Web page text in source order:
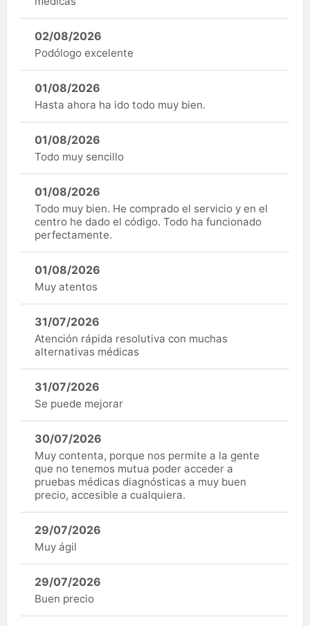
02/08/2026
Podólogo excelente
01/08/2026
Hasta ahora ha ido todo muy bien.
01/08/2026
Todo muy sencillo
01/08/2026
Todo muy bien. He comprado el servicio y en el
centro he dado el código. Todo ha funcionado
perfectamente.
01/08/2026
Muy atentos
31/07/2026
Atención rápida resolutiva con muchas
alternativas médicas
31/07/2026
Se puede mejorar
30/07/2026
Muy contenta, porque nos permite a la gente
que no tenemos mutua poder acceder a
pruebas médicas diagnósticas a muy buen
precio, accesible a cualquiera.
29/07/2026
Muy ágil
29/07/2026
Buen precio